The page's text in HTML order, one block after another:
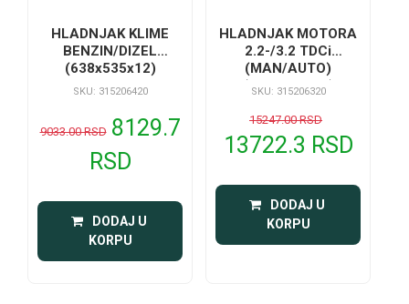
HLADNJAK KLIME
BENZIN/DIZEL
(638x535x12)
SKU: 315206420
9033.00 RSD 8129.7
RSD
DODAJ U
KORPU
HLADNJAK MOTORA
2.2-/3.2 TDCi
(MAN/AUTO)
(605x640x16)
SKU: 315206320
15247.00 RSD
13722.3 RSD
DODAJ U
KORPU